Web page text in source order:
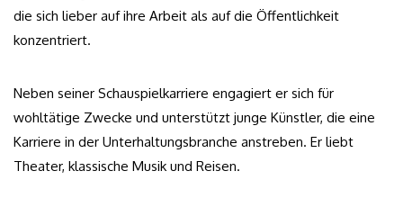
die sich lieber auf ihre Arbeit als auf die Öffentlichkeit
konzentriert.
Neben seiner Schauspielkarriere engagiert er sich für
wohltätige Zwecke und unterstützt junge Künstler, die eine
Karriere in der Unterhaltungsbranche anstreben. Er liebt
Theater, klassische Musik und Reisen.